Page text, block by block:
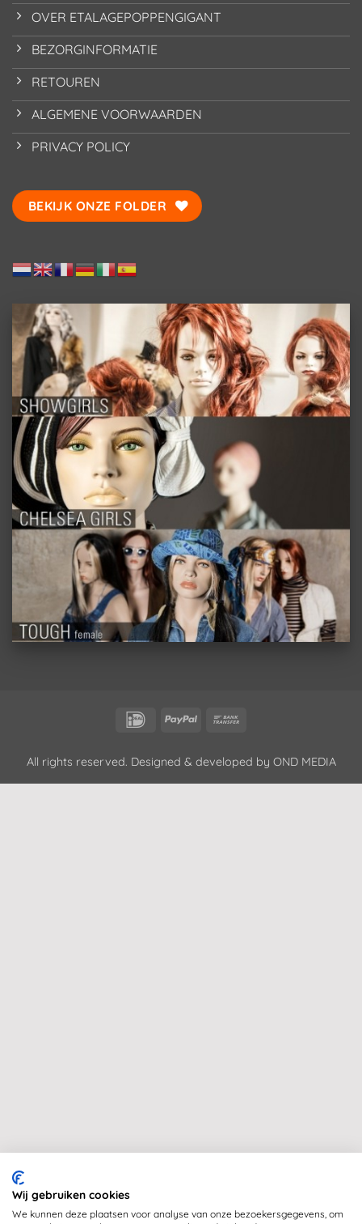
OVER ETALAGEPOPPENGIGANT
BEZORGINFORMATIE
RETOUREN
ALGEMENE VOORWAARDEN
PRIVACY POLICY
BEKIJK ONZE FOLDER
IDeal PayPal
All rights reserved. Designed & developed by OND MEDIA
Wij gebruiken cookies
We kunnen deze plaatsen voor analyse van onze bezoekersgegevens, om